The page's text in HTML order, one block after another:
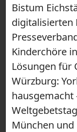
Bistum
digitalisierten
Kinderchöre
Lösungen für
Würzburg:
hausgemacht
München